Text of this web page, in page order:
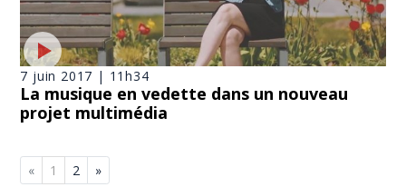
7 juin 2017 | 11h34
La musique en vedette dans un nouveau
projet multimédia
« 1 2 »